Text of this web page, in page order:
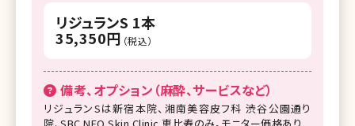
リジュランS 1本
35,350円 （税込）
備考、オプション（麻酔、サービスなど）
リジュランSは新宿本院、湘南美容皮フ科 渋谷公園通り